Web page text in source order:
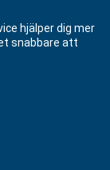
hjälper dig mer
snabbare att